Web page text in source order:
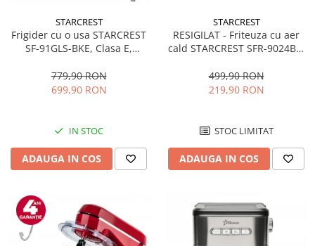
STARCREST
Frigider cu o usa STARCREST
SF-91GLS-BKE, Clasa E,
interioara, H 83 cm, Sticla
Neagra
779,90 RON
699,90 RON
IN STOC
ADAUGA IN COS
STARCREST
RESIGILAT - Friteuza cu aer
cald STARCREST SFR-9024BK,
Termostat 80 - 200 °C, 12
programe, Negru
499,90 RON
219,90 RON
STOC LIMITAT
ADAUGA IN COS